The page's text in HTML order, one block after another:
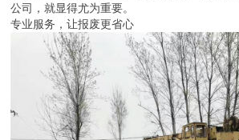
公司，就显得尤为重要。
专业服务，让报废更省心